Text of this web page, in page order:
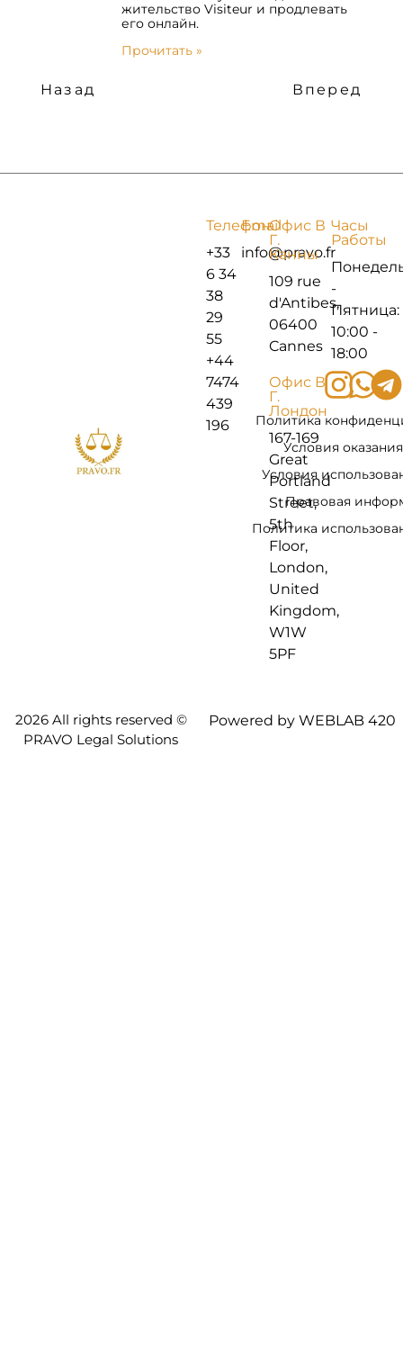
жительство Visiteur и продлевать
его онлайн.
Прочитать »
Назад Вперед
Телефон
+33
6 34
38
29
55
+44
7474
439
196
Email
info@pravo.fr
Офис В
Г.
Канны
109 rue
d'Antibes,
06400
Cannes
Офис В
Г.
Лондон
167-169
Great
Portland
Street,
5th
Floor,
London,
United
Kingdom,
W1W
5PF
Часы
Работы
-
Пятница:
10:00 -
18:00
Политика
Условия
Условия
Правовая
Политика
2026 All rights reserved ©
PRAVO Legal Solutions
Powered by WEBLAB 420